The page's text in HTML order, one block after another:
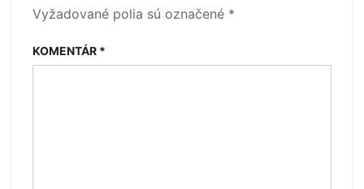
Vyžadované polia sú označené *
KOMENTÁR *